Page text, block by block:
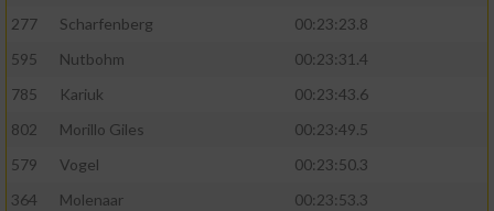
277
Scharfenberg
00:23:23.8
595
Nutbohm
00:23:31.4
785
Kariuk
00:23:43.6
802
Morillo Giles
00:23:49.5
579
Vogel
00:23:50.3
364
Molenaar
00:23:53.3